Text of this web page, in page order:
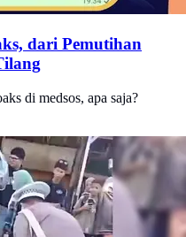
dari Pemutihan
di medsos, apa saja?